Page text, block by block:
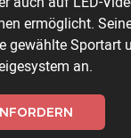
ermöglicht.
gewählte Sportart
an.